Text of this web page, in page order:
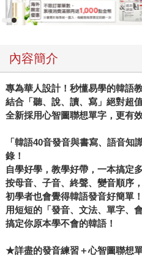
內容簡介
專為華人設計！秒懂易學的韓語
結合「聽、說、讀、寫」絕對超
全新採用心智圖聯想單字，更有
「韓語40音發音與書寫、語音
錄！
自學好學，教學好帶，一本搞定
按母音、子音、終聲、變音順序
初學者也會覺得韓語發音好簡單！
用短短的「發音、文法、單字、
搞定你原本學不會的韓語！
★詳盡的發音練習＋心智圖聯想